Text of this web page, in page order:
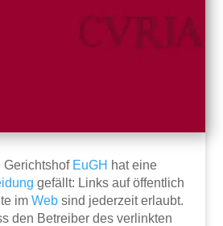
Gerichtshof EuGH hat eine
gefällt: Links auf öffentlich
imWeb sind jederzeit erlaubt.
den Betreiber des verlinkten